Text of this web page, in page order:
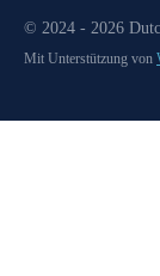
© 2024 - 2026
Mit Unterstützung von